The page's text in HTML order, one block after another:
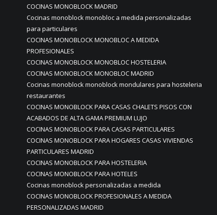
COCINAS MONOBLOCK MADRID
Cocinas monoblock monobloc a medida personalizadas
para particulares
COCINAS MONOBLOCK MONOBLOC A MEDIDA
PROFESIONALES
COCINAS MONOBLOCK MONOBLOC HOSTELERIA
COCINAS MONOBLOCK MONOBLOC MADRID
Cocinas monoblock monoblock mondulares para hosteleria
restaurantes
COCINAS MONOBLOCK PARA CASAS CHALETS PISOS CON
ACABADOS DE ALTA GAMA PREMIUM LUJO
COCINAS MONOBLOCK PARA CASAS PARTICULARES
COCINAS MONOBLOCK PARA HOGARES CASAS VIVIENDAS
PARTICULARES MADRID
COCINAS MONOBLOCK PARA HOSTELERIA
COCINAS MONOBLOCK PARA HOTELES
Cocinas monoblock personalizadas a medida
COCINAS MONOBLOCK PROFESIONALES A MEDIDA
PERSONALIZADAS MADRID